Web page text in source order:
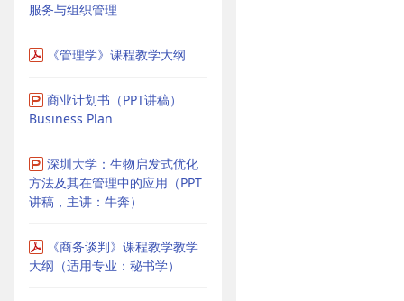
服务与组织管理
《管理学》课程教学大纲
商业计划书（PPT讲稿）
Business Plan
深圳大学：生物启发式优化
方法及其在管理中的应用（PPT
讲稿，主讲：牛奔）
《商务谈判》课程教学教学
大纲（适用专业：秘书学）